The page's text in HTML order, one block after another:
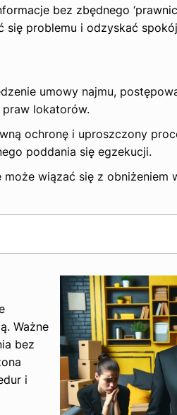
bez zbędnego
problemu i odzyskać
umowy najmu,
lokatorów.
ochronę i uproszczony
poddania się egzekucji.
wiązać się z obniżeniem
Ważne
bez
i